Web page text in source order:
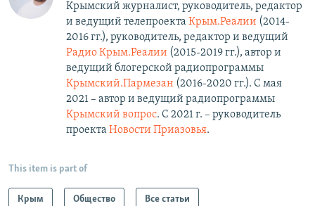
Крымский журналист, руководитель, редактор
и ведущий телепроекта Крым.Реалии (2014-
2016 гг.), руководитель, редактор и ведущий
Радио Крым.Реалии (2015-2019 гг.), автор и
ведущий блогерской радиопрограммы
Крымский.Пармезан (2016-2020 гг.)​. С мая
2021 – автор и ведущий радиопрограммы
Крымский вопрос. С 2021 г. – руководитель
проекта Новости Приазовья.
This item is part of
Крым Общество Все статьи